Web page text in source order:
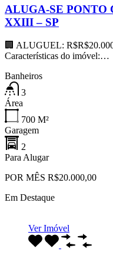
ALUGA-SE PONTO
XXIII – SP
🏢 ALUGUEL:
Características do imóvel:…
Banheiros
3
Área
700 M²
Garagem
2
Para Alugar
POR MÊS R$20.000,00
Em Destaque
Ver Imóvel